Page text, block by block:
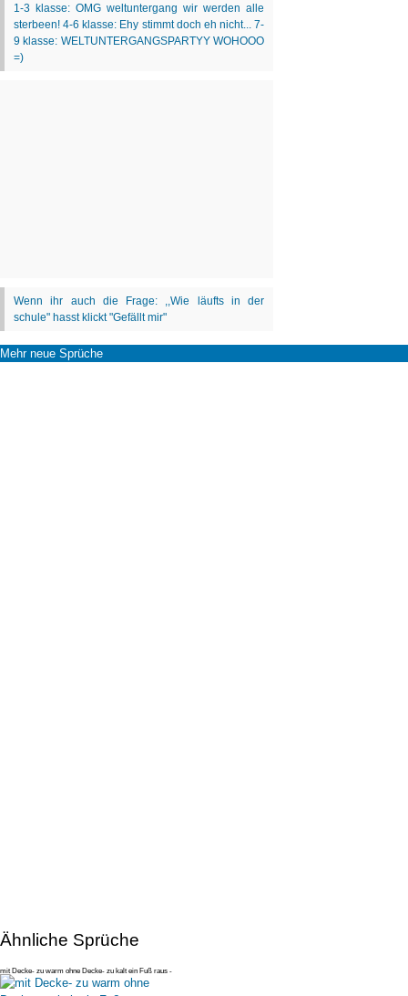
Mehr neue Sprüche
Ähnliche Sprüche
mit Decke- zu warm ohne Decke- zu kalt ein Fuß raus -
perfekt aber nur b